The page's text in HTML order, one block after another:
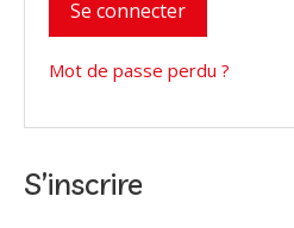
Se connecter
Mot de passe perdu ?
S’inscrire